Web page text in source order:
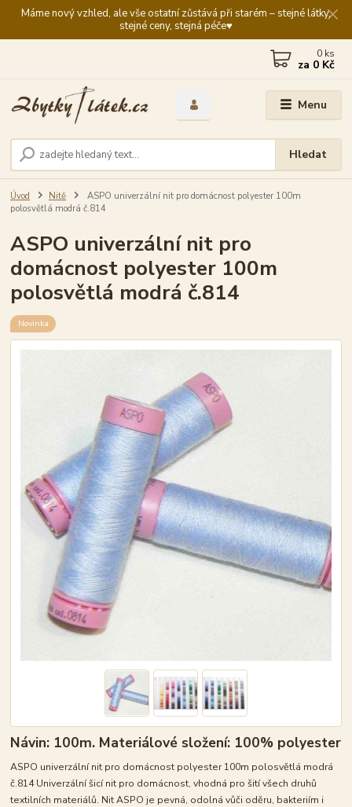
Máme nový vzhled, ale vše ostatní zůstává při starém – stejné látky,
stejné ceny, stejná péče♥️
Menu
Hledat
0 ks
za 0 Kč
Úvod Nitě
ASPO univerzální nit pro domácnost polyester 100m
polosvětlá modrá č.814
ASPO univerzální nit pro
domácnost polyester 100m
polosvětlá modrá č.814
Novinka
Návin: 100m. Materiálové složení: 100% polyester
ASPO univerzální nit pro domácnost polyester 100m polosvětlá modrá
č.814 Univerzální šicí nit pro domácnost, vhodná pro šití všech druhů
textilních materiálů. Nit ASPO je pevná, odolná vůči oděru, bakteriím i